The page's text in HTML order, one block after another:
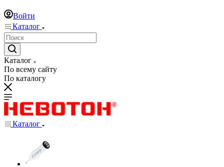
Войти
Каталог
Каталог
По всему сайту
По каталогу
Каталог